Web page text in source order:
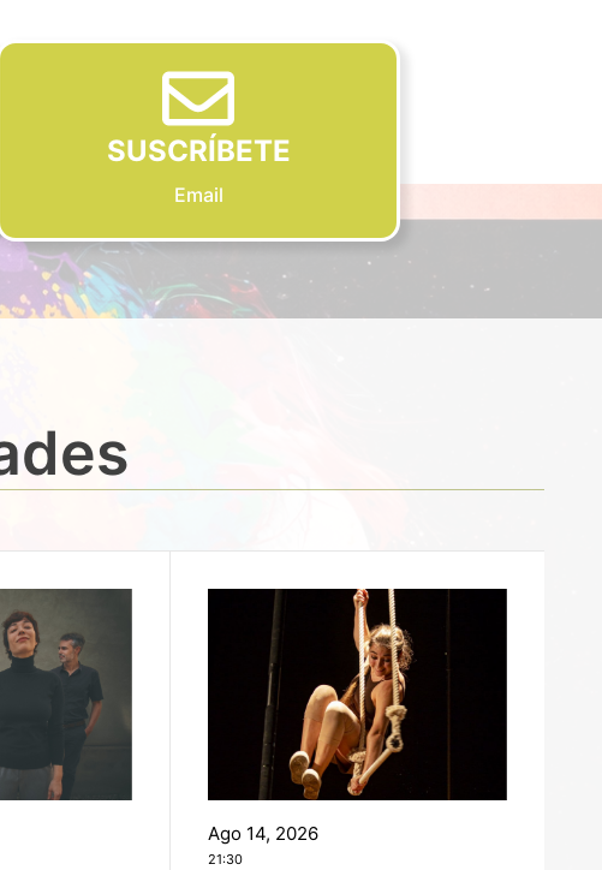
SUSCRÍBETE
Email
Ago 14, 2026
21:30